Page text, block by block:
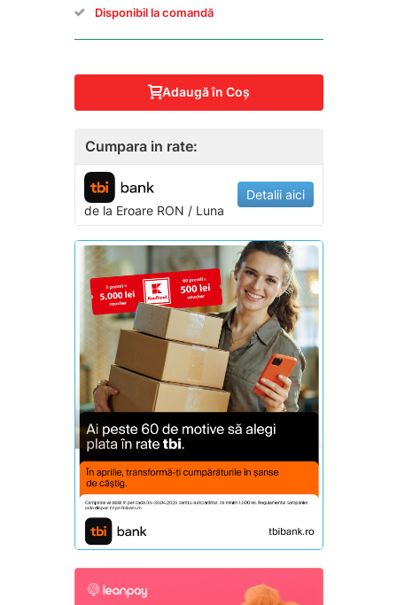
Disponibil la comandă
Adaugă în Coş
Cumpara in rate:
de la EroareRON / Luna
Detalii aici